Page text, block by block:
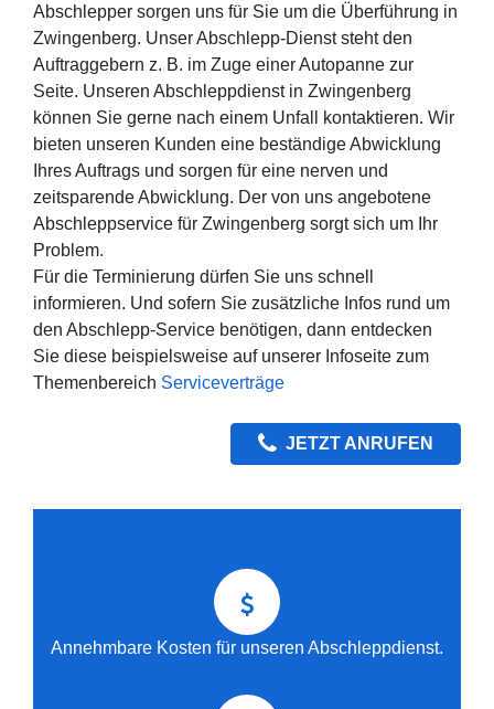
Abschlepper sorgen uns für Sie um die Überführung in
Zwingenberg. Unser Abschlepp-Dienst steht den
Auftraggebern z. B. im Zuge einer Autopanne zur
Seite. Unseren Abschleppdienst in Zwingenberg
können Sie gerne nach einem Unfall kontaktieren. Wir
bieten unseren Kunden eine beständige Abwicklung
Ihres Auftrags und sorgen für eine nerven und
zeitsparende Abwicklung. Der von uns angebotene
Abschleppservice für Zwingenberg sorgt sich um Ihr
Problem.
Für die Terminierung dürfen Sie uns schnell
informieren. Und sofern Sie zusätzliche Infos rund um
den Abschlepp-Service benötigen, dann entdecken
Sie diese beispielsweise auf unserer Infoseite zum
Themenbereich Serviceverträge
JETZT ANRUFEN
Annehmbare Kosten für unseren Abschleppdienst.